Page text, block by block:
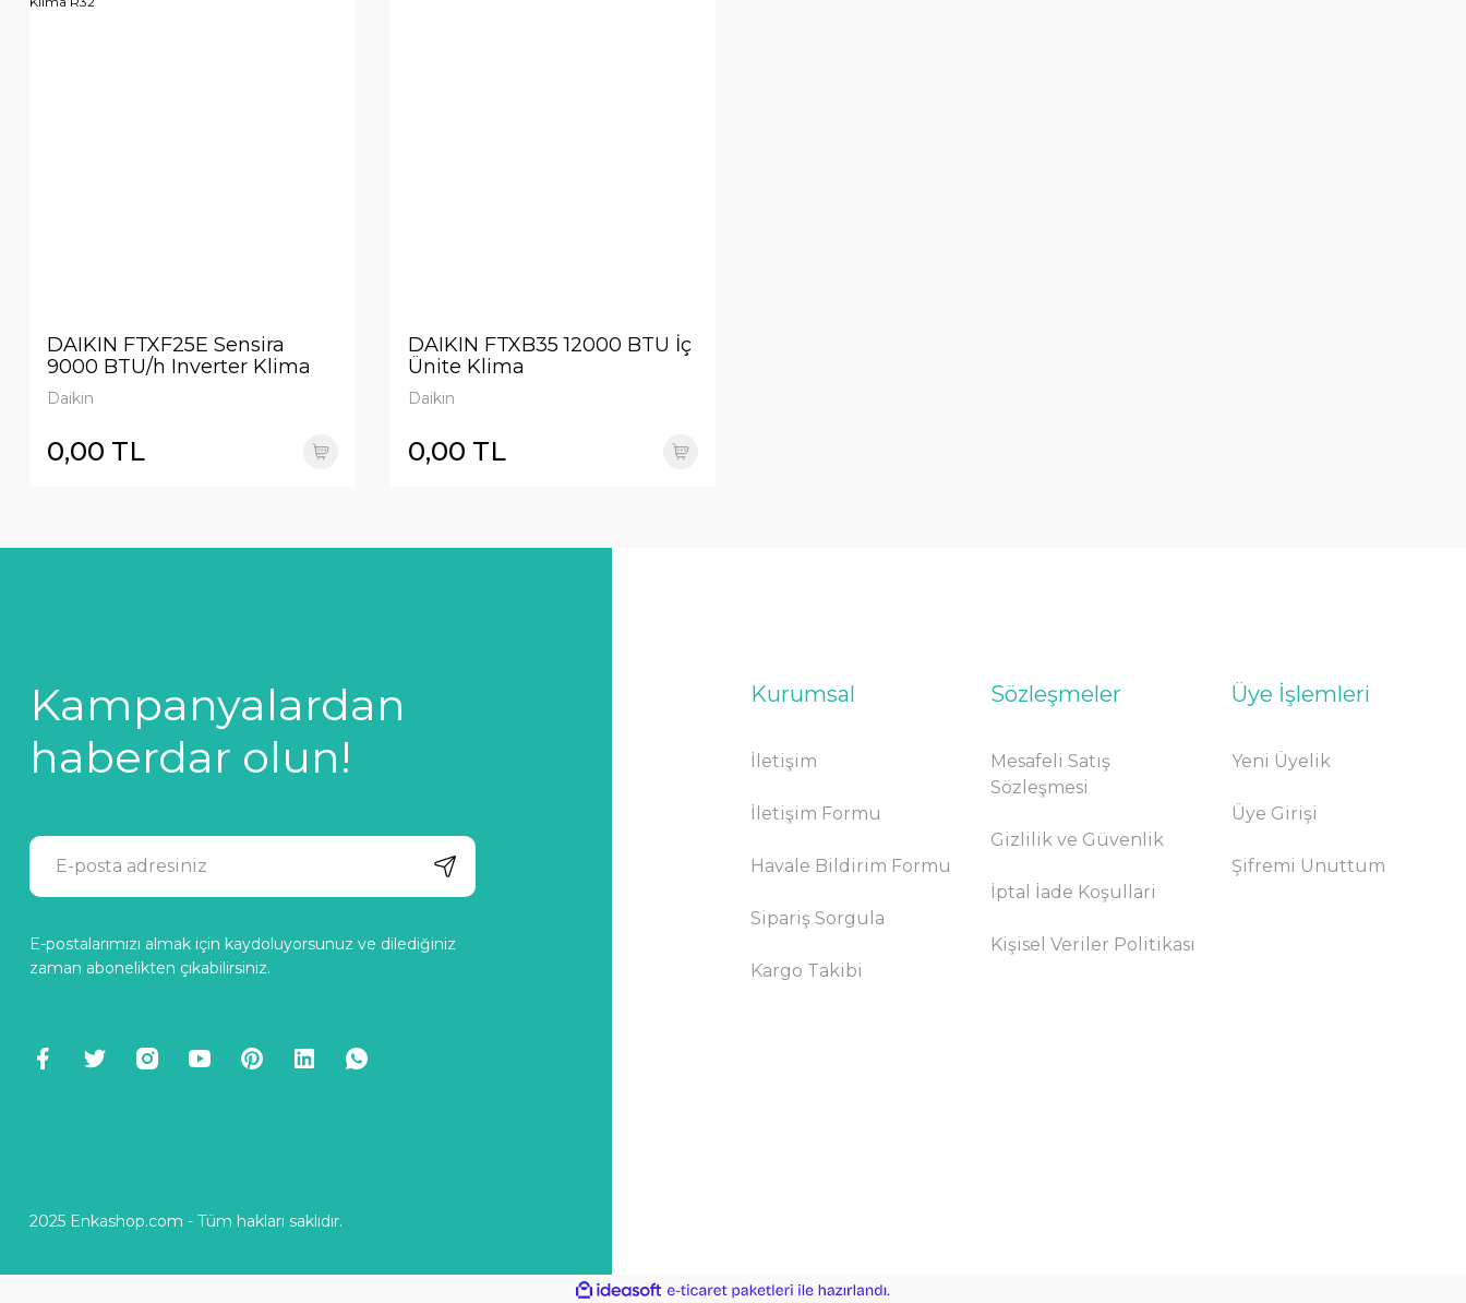
DAIKIN FTXF25E Sensira
9000 BTU/h Inverter Klima
R32
Daikin
0,00 TL
DAIKIN FTXB35 12000 BTU İç
Ünite Klima
Daikin
0,00 TL
Kampanyalardan
haberdar olun!
E-postalarımızı almak için kaydoluyorsunuz ve dilediğiniz
zaman abonelikten çıkabilirsiniz.
Kurumsal
İletişim
İletişim Formu
Havale Bildirim Formu
Sipariş Sorgula
Kargo Takibi
Sözleşmeler
Mesafeli Satış
Sözleşmesi
Gizlilik ve Güvenlik
İptal İade Koşullari
Kişisel Veriler Politikası
Üye İşlemleri
Yeni Üyelik
Üye Girişi
Şifremi Unuttum
2025 Enkashop.com - Tüm hakları saklıdır.
ideasoft
e-